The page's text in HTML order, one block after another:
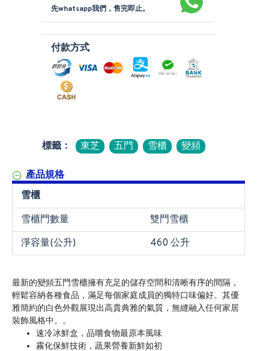
先whatsapp我們，售完即止。
付款方式
標籤： 東芝 五門 雪櫃 變頻
產品規格
雪櫃
雪櫃門數量
雙門雪櫃
淨容量(公升)
460 公升
最新的變頻五門雪櫃擁有充足的儲存空間和清晰有序的間隔，
輕鬆容納各種食品，滿足每個家庭成員的獨特口味偏好。其優
雅簡約的白色外觀展現出高貴典雅的氣質，無縫融入任何家居
裝飾風格中。。
速冷冰鮮盒，品嚐食物最原本風味
霧化保鮮技術，蔬果營養新鮮如初